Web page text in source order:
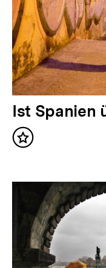
V
o
r
e
e
Ist Spanien
Inhalt